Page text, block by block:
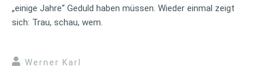
„einige Jahre“ Geduld haben müssen. Wieder einmal zeigt
sich: Trau, schau, wem.
Werner Karl